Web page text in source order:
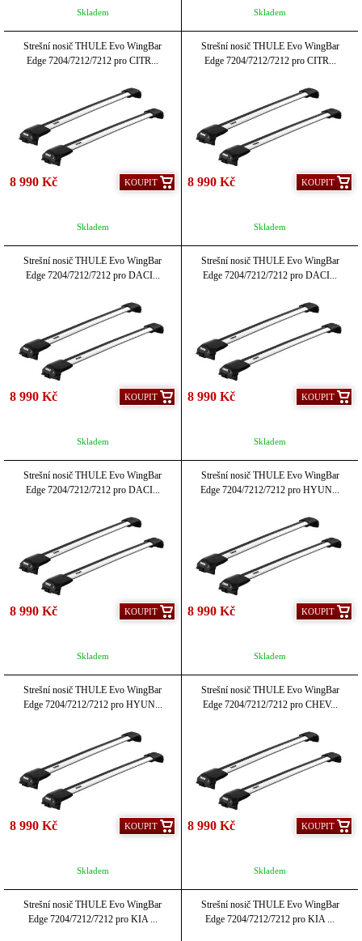
Skladem Skladem
Strešní nosič THULE Evo WingBar
Edge 7204/7212/7212 pro CITR...
8 990 Kč KOUPIT
Skladem
Strešní nosič THULE Evo WingBar
Edge 7204/7212/7212 pro CITR...
8 990 Kč KOUPIT
Skladem
Strešní nosič THULE Evo WingBar
Edge 7204/7212/7212 pro DACI...
8 990 Kč KOUPIT
Skladem
Strešní nosič THULE Evo WingBar
Edge 7204/7212/7212 pro DACI...
8 990 Kč KOUPIT
Skladem
Strešní nosič THULE Evo WingBar
Edge 7204/7212/7212 pro DACI...
8 990 Kč KOUPIT
Skladem
Strešní nosič THULE Evo WingBar
Edge 7204/7212/7212 pro HYUN...
8 990 Kč KOUPIT
Skladem
Strešní nosič THULE Evo WingBar
Edge 7204/7212/7212 pro HYUN...
8 990 Kč KOUPIT
Skladem
Strešní nosič THULE Evo WingBar
Edge 7204/7212/7212 pro CHEV...
8 990 Kč KOUPIT
Skladem
Strešní nosič THULE Evo WingBar
Edge 7204/7212/7212 pro KIA ...
Strešní nosič THULE Evo WingBar
Edge 7204/7212/7212 pro KIA ...